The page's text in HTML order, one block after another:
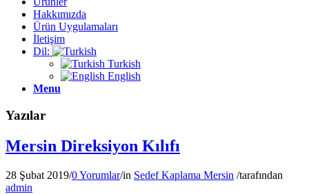
Hakkımızda
Ürün Uygulamaları
İletişim
Dil:
Turkish
English
Menu
Yazılar
Mersin Direksiyon Kılıfı
28 Şubat 2019/0 Yorumlar/in Sedef Kaplama Mersin /tarafından
admin